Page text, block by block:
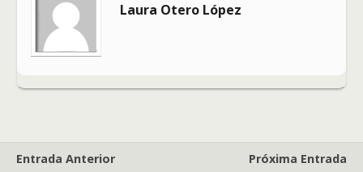
Laura Otero López
Entrada Anterior
Próxima Entrada